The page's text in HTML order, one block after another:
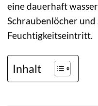
eine dauerhaft
Schraubenlöcher
Feuchtigkeitseintritt.
Inhalt